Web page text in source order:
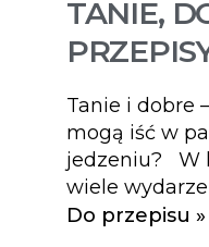
TANIE,
Tanie i dobre
mogą iść w
jedzeniu? W
wiele
Do przepisu »